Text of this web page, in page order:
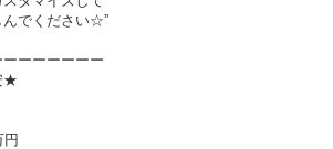
んでください☆”
ーーーーーー
★
円